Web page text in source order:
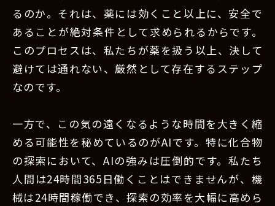
るのか。それは、薬には効くこと以上に、安全で
あることが絶対条件として求められるからです。
このプロセスは、私たちが薬を扱う以上、決して
避けては通れない、厳然として存在するステップ
なのです。
一方で、この気の遠くなるような時間を大きく縮
める可能性を秘めているのがAIです。特に化合物
の探索において、AIの強みは圧倒的です。私たち
人間は24時間365日働くことはできませんが、機
械は24時間稼働でき、探索の効率を大幅に高めら